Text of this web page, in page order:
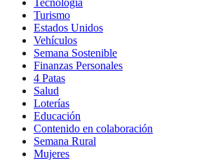
Tecnología
Turismo
Estados Unidos
Vehículos
Semana Sostenible
Finanzas Personales
4 Patas
Salud
Loterías
Educación
Contenido en colaboración
Semana Rural
Mujeres